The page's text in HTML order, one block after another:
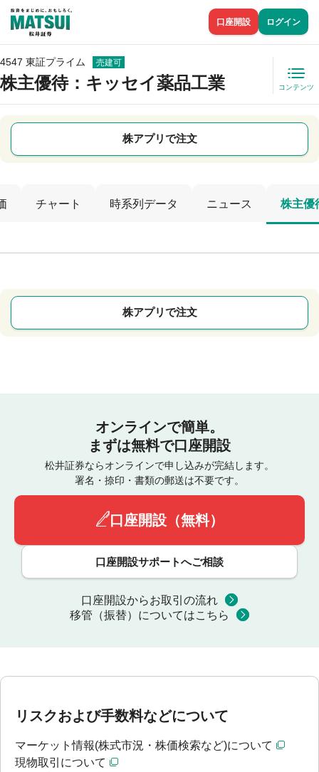
口座開設 ログイン
4547 東証プライム 売建可
株主優待：キッセイ薬品工業 コンテンツ
株アプリで注文
チャート 時系列データ ニュース 株主優
株アプリで注文
オンラインで簡単。
まずは無料で口座開設
松井証券ならオンラインで申し込みが完結します。
署名・捺印・書類の郵送は不要です。
口座開設（無料）
口座開設サポートへご相談
口座開設からお取引の流れ
移管（振替）についてはこちら
リスクおよび手数料などについて
マーケット情報(株式市況・株価検索など)について
現物取引について